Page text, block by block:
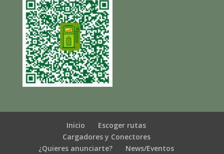
Inicio
Escoger rutas
Cargadores y Conectores
¿Quieres anunciarte?
News/Eventos